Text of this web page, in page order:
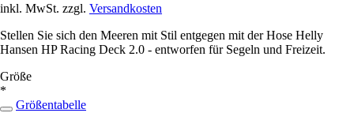
inkl. MwSt. zzgl. Versandkosten
Stellen Sie sich den Meeren mit Stil entgegen mit der Hose Helly
Hansen HP Racing Deck 2.0 - entworfen für Segeln und Freizeit.
Größe
*
Größentabelle